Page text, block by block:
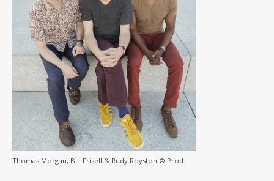
Thomas Morgan, Bill Frisell & Rudy Royston © Prod.